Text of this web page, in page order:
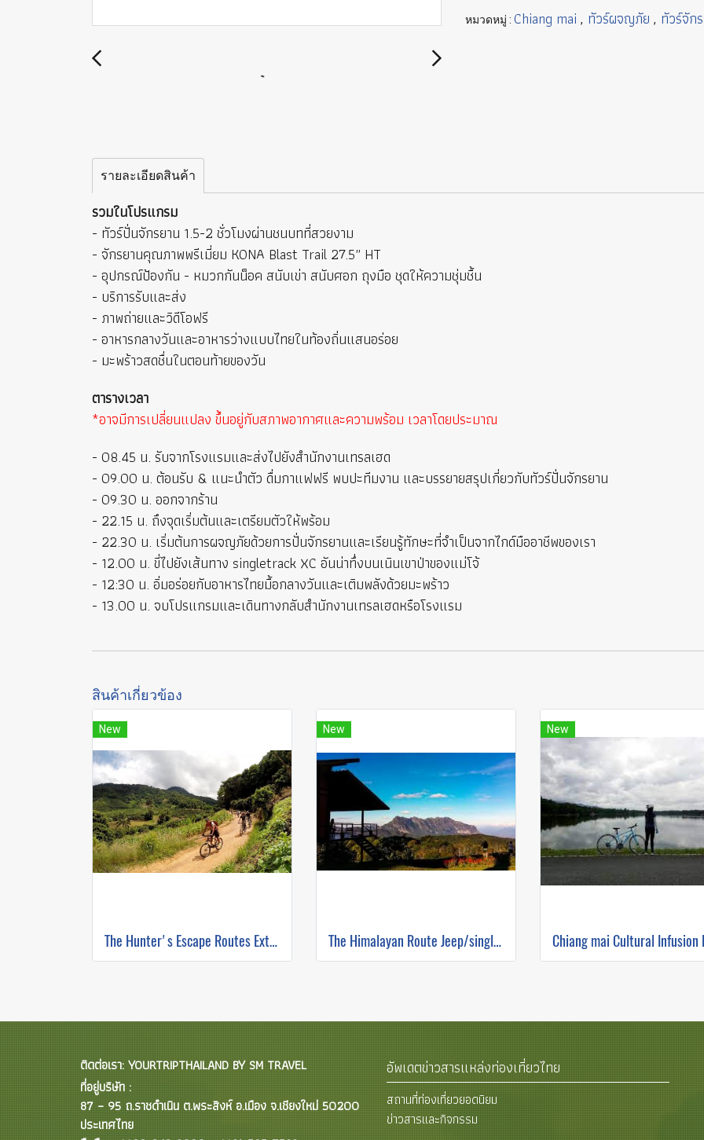
หมวดหมู่ : Chiang mai , ทัวร์ผจญภัย , ทัวร์จัก
รายละเอียดสินค้า
รวมในโปรแกรม
- ทัวร์ปั่นจักรยาน 1.5-2 ชั่วโมงผ่านชนบทที่สวยงาม
- จักรยานคุณภาพพรีเมี่ยม KONA Blast Trail 27.5″ HT
- อุปกรณ์ป้องกัน - หมวกกันน็อค สนับเข่า สนับศอก ถุงมือ ชุดให้ความชุ่มชื้น
- บริการรับและส่ง
- ภาพถ่ายและวิดีโอฟรี
- อาหารกลางวันและอาหารว่างแบบไทยในท้องถิ่นแสนอร่อย
- มะพร้าวสดชื่นในตอนท้ายของวัน
ตารางเวลา
*อาจมีการเปลี่ยนแปลง ขึ้นอยู่กับสภาพอากาศและความพร้อม เวลาโดยประมาณ
- 08.45 น. รับจากโรงแรมและส่งไปยังสำนักงานเทรลเฮด
- 09.00 น. ต้อนรับ & แนะนำตัว ดื่มกาแฟฟรี พบปะทีมงาน และบรรยายสรุปเกี่ยวกับทัวร์ปั่นจักรยาน
- 09.30 น. ออกจากร้าน
- 22.15 น. ถึงจุดเริ่มต้นและเตรียมตัวให้พร้อม
- 22.30 น. เริ่มต้นการผจญภัยด้วยการปั่นจักรยานและเรียนรู้ทักษะที่จำเป็นจากไกด์มืออาชีพของเรา
- 12.00 น. ขี่ไปยังเส้นทาง singletrack XC อันน่าทึ่งบนเนินเขาป่าของแม่โจ้
- 12:30 น. อิ่มอร่อยกับอาหารไทยมื้อกลางวันและเติมพลังด้วยมะพร้าว
- 13.00 น. จบโปรแกรมและเดินทางกลับสำนักงานเทรลเฮดหรือโรงแรม
สินค้าเกี่ยวข้อง
New
The Hunter's Escape Routes Extreme DH Single Track ( Mountain Biking )
New
The Himalayan Route Jeep/single track ( Mountain Biking )
New
ติดต่อเรา: YOURTRIPTHAILAND BY SM TRAVEL
ที่อยู่บริษัท :
87 – 95 ถ.ราชดำเนิน ต.พระสิงห์ อ.เมือง จ.เชียงใหม่ 50200
ประเทศไทย
อัพเดตข่าวสารแหล่งท่องเที่ยวไทย
สถานที่ท่องเที่ยวยอดนิยม
ข่าวสารและกิจกรรม